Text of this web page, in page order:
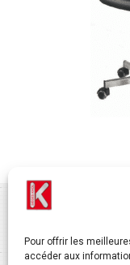
Pour offrir les
accéder aux